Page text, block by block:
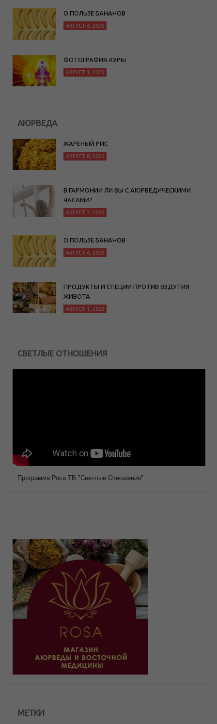
О ПОЛЬЗЕ БАНАНОВ
АВГУСТ 4, 2026
ФОТОГРАФИЯ АУРЫ
АВГУСТ 1, 2026
АЮРВЕДА
ЖАРЕНЫЙ РИС
АВГУСТ 8, 2026
В ГАРМОНИИ ЛИ ВЫ С АЮРВЕДИЧЕСКИМИ
ЧАСАМИ?
АВГУСТ 7, 2026
О ПОЛЬЗЕ БАНАНОВ
АВГУСТ 4, 2026
ПРОДУКТЫ И СПЕЦИИ ПРОТИВ ВЗДУТИЯ
ЖИВОТА
АВГУСТ 1, 2026
СВЕТЛЫЕ ОТНОШЕНИЯ
Программа Роса ТВ "Светлые Отношения"
МЕТКИ